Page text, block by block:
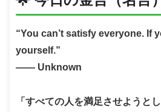
“You can’t satisfy everyone. If
yourself.”
—— Unknown
「すべての人を満足させようと